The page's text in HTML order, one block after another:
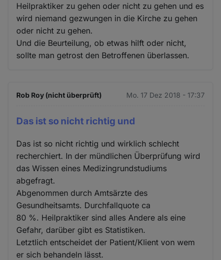
Heilpraktiker zu gehen oder nicht zu gehen und es
wird niemand gezwungen in die Kirche zu gehen
oder nicht zu gehen.
Und die Beurteilung, ob etwas hilft oder nicht,
sollte man getrost den Betroffenen überlassen.
Rob Roy (nicht überprüft) Mo. 17 Dez 2018 - 17:37
Das ist so nicht richtig und
Das ist so nicht richtig und wirklich schlecht
recherchiert. In der mündlichen Überprüfung wird
das Wissen eines Medizingrundstudiums
abgefragt.
Abgenommen durch Amtsärzte des
Gesundheitsamts. Durchfallquote ca
80 %. Heilpraktiker sind alles Andere als eine
Gefahr, darüber gibt es Statistiken.
Letztlich entscheidet der Patient/Klient von wem
er sich behandeln lässt.